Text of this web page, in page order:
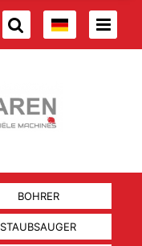
BOHRER
STAUBSAUGER